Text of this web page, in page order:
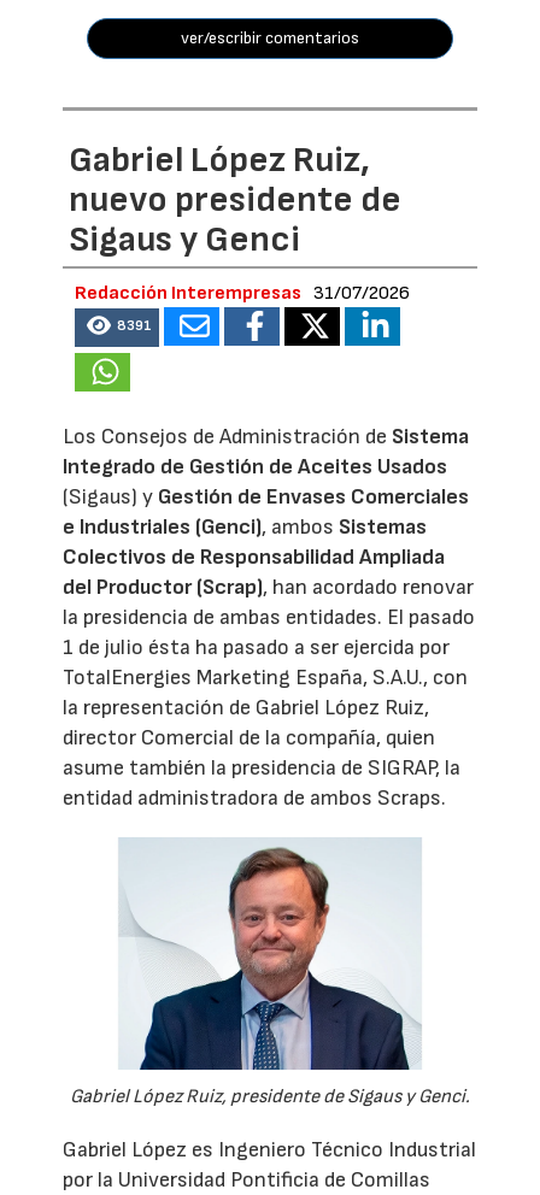
ver/escribir comentarios
Gabriel López Ruiz,
nuevo presidente de
Sigaus y Genci
Redacción Interempresas 31/07/2026
8391
Los Consejos de Administración de Sistema
Integrado de Gestión de Aceites Usados
(Sigaus) y Gestión de Envases Comerciales
e Industriales (Genci), ambos Sistemas
Colectivos de Responsabilidad Ampliada
del Productor (Scrap), han acordado renovar
la presidencia de ambas entidades. El pasado
1 de julio ésta ha pasado a ser ejercida por
TotalEnergies Marketing España, S.A.U., con
la representación de Gabriel López Ruiz,
director Comercial de la compañía, quien
asume también la presidencia de SIGRAP, la
entidad administradora de ambos Scraps.
Gabriel López Ruiz, presidente de Sigaus y Genci.
Gabriel López es Ingeniero Técnico Industrial
por la Universidad Pontificia de Comillas